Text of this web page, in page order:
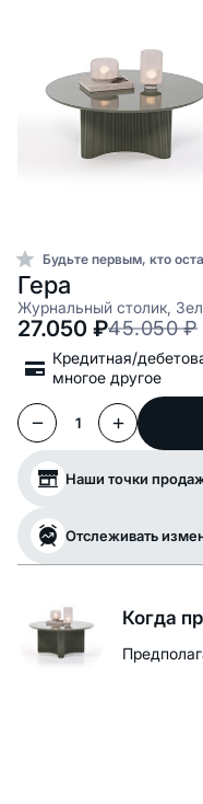
Будьте первым, кто
Гера
Журнальный столик,
45.050 ₽
27.050 ₽
Кредитная/
многое другое
1
Наши точки
Отслеживать
Когда